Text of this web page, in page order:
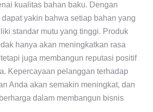
kualitas bahan baku. Dengan
yakin bahwa setiap bahan yang
standar mutu yang tinggi. Produk
hanya akan meningkatkan rasa
juga membangun reputasi positif
Kepercayaan pelanggan terhadap
Anda akan semakin meningkat, dan
dalam membangun bisnis